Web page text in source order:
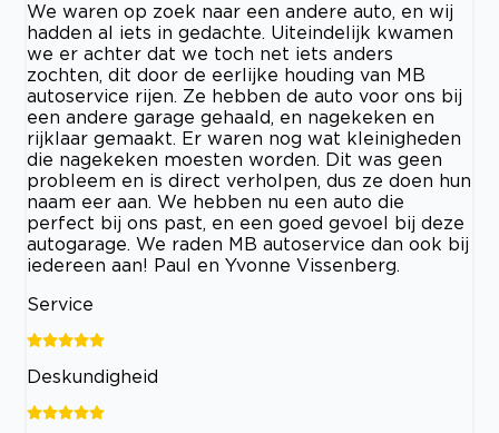
We waren op zoek naar een andere auto, en wij
hadden al iets in gedachte. Uiteindelijk kwamen
we er achter dat we toch net iets anders
zochten, dit door de eerlijke houding van MB
autoservice rijen. Ze hebben de auto voor ons bij
een andere garage gehaald, en nagekeken en
rijklaar gemaakt. Er waren nog wat kleinigheden
die nagekeken moesten worden. Dit was geen
probleem en is direct verholpen, dus ze doen hun
naam eer aan. We hebben nu een auto die
perfect bij ons past, en een goed gevoel bij deze
autogarage. We raden MB autoservice dan ook bij
iedereen aan! Paul en Yvonne Vissenberg.
Service
Deskundigheid